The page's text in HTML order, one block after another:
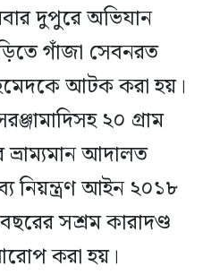
দুপুরে অভিযান
গাঁজা সেবনরত
আটক করা হয়।
২০ গ্রাম
আদালত
নিয়ন্ত্রণ আইন ২০১৮
সশ্রম কারাদণ্ড
করা হয়।